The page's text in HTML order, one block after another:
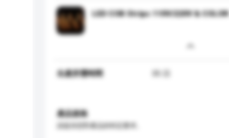
LED COB Strips 110V/220V & COLOR
生產所需時間
產品規格